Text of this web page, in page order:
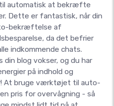
til automatisk at bekræfte
Dette er fantastisk, når din
bekræftelse af
da det befrier
indkommende chats.
blog vokser, og du har
på indhold og
At bruge værktøjet til auto-
pris for overvågning - så